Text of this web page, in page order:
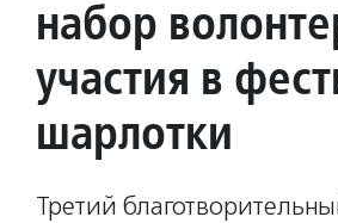
набор
участия в
шарлотки
Третий